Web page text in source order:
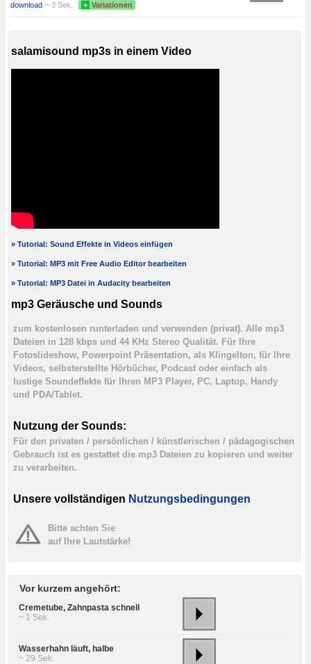
download ~ 3 Sek. + Variationen
salamisound mp3s in einem Video
» Tutorial: Sound Effekte in Videos einfügen
» Tutorial: MP3 mit Free Audio Editor bearbeiten
» Tutorial: MP3 Datei in Audacity bearbeiten
mp3 Geräusche und Sounds
zum kostenlosen runterladen und verwenden (privat). Alle mp3
Dateien in 128 kbps und 44 KHz Stereo Qualität. Für Ihre
Fotoslideshow, Powerpoint Präsentation, als Klingelton, für Ihre
Videos, selbsterstellte Hörbücher, Podcast oder einfach als
lustige Soundeffekte für Ihren MP3 Player, PC, Laptop, Handy
und PDA/Tablet.
Nutzung der Sounds:
Für den privaten / persönlichen / künstlerischen / pädagogischen
Gebrauch ist es gestattet die mp3 Dateien zu kopieren und weiter
zu verarbeiten.
Unsere vollständigen Nutzungsbedingungen
Bitte achten Sie
auf Ihre Lautstärke!
Vor kurzem angehört:
Cremetube, Zahnpasta schnell
~ 1 Sek.
Wasserhahn läuft, halbe
~ 29 Sek.